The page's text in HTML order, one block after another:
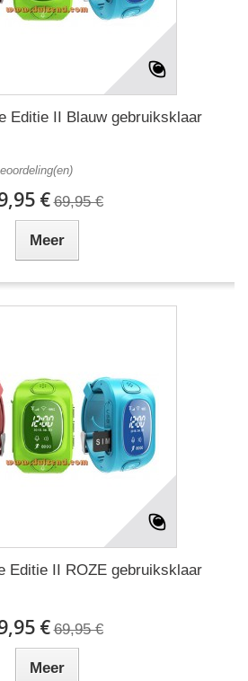
Editie II Blauw gebruiksklaar
€ 69,95 €
Meer
Editie II ROZE gebruiksklaar
€ 69,95 €
Meer